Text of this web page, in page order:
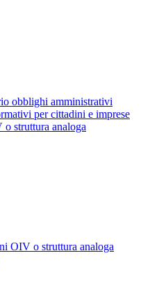
obblighi amministrativi
per cittadini e imprese
struttura analoga
OIV o struttura analoga